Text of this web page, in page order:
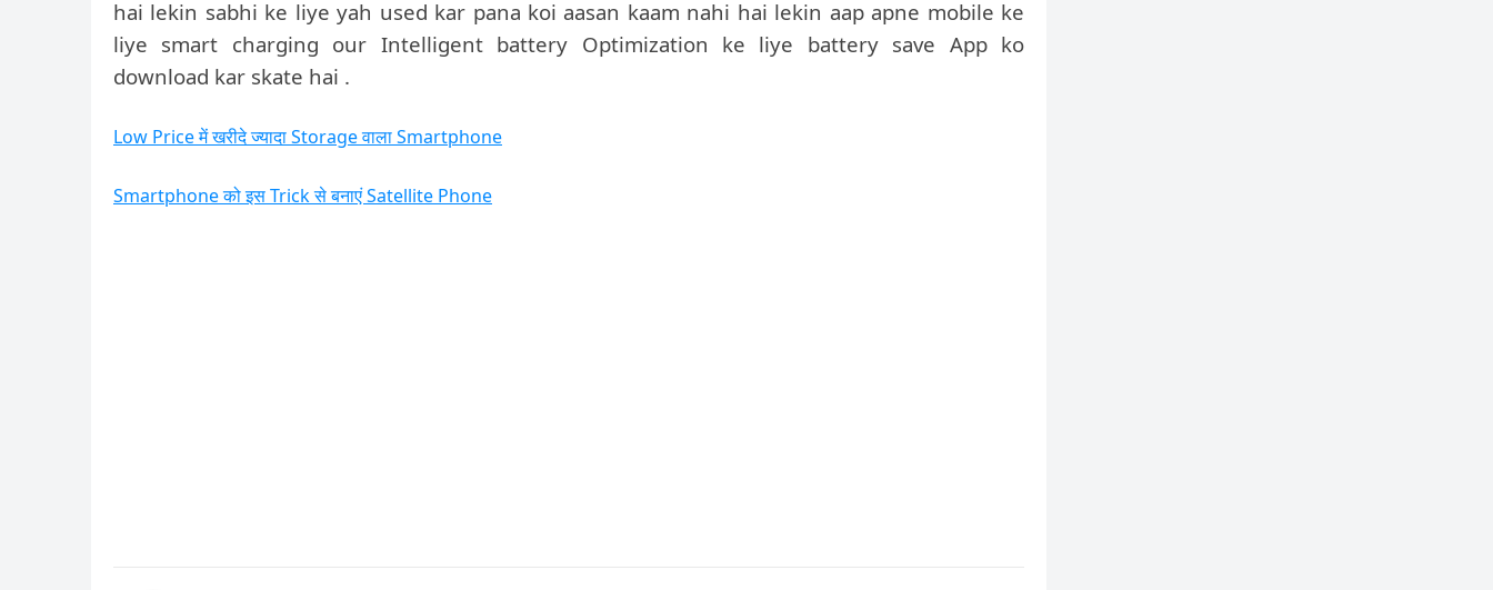
hai lekin sabhi ke liye yah used kar pana koi aasan kaam nahi hai lekin aap apne mobile ke
liye smart charging our Intelligent battery Optimization ke liye battery save App ko
download kar skate hai .
Low Price में खरीदे ज्यादा Storage वाला Smartphone
Smartphone को इस Trick से बनाएं Satellite Phone